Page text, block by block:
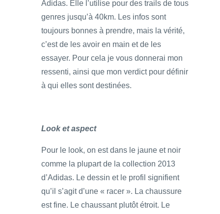
Adidas. Elle l’utilise pour des trails de tous
genres jusqu’à 40km. Les infos sont
toujours bonnes à prendre, mais la vérité,
c’est de les avoir en main et de les
essayer. Pour cela je vous donnerai mon
ressenti, ainsi que mon verdict pour définir
à qui elles sont destinées.
Look et aspect
Pour le look, on est dans le jaune et noir
comme la plupart de la collection 2013
d’Adidas. Le dessin et le profil signifient
qu’il s’agit d’une « racer ». La chaussure
est fine. Le chaussant plutôt étroit. Le